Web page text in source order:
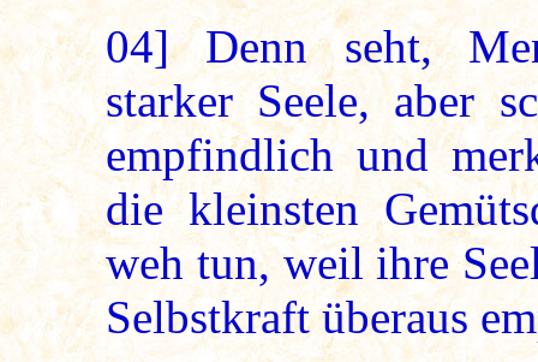
04]Denn seht,
starker Seele, aber
empfindlich und
die kleinsten
weh tun, weil ihre
Selbstkraft überaus